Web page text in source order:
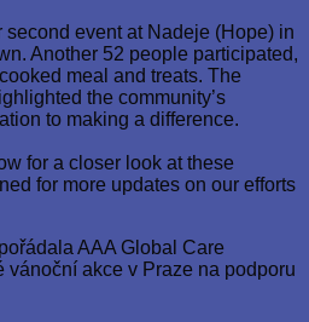
second event at Nadeje (Hope) in
Another 52 people participated,
meal and treats. The
the community’s
to making a difference.
for a closer look at these
for more updates on our efforts
AAA Global Care
vánoční akce v Praze na podporu